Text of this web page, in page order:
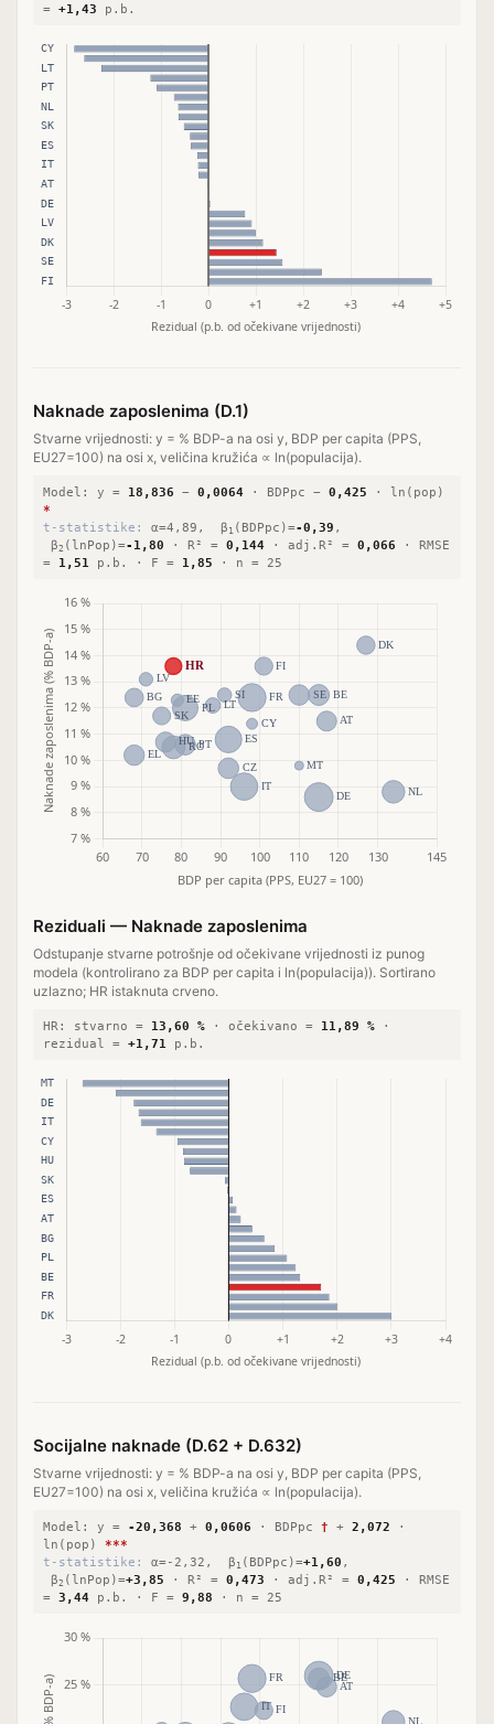
= +1,43 p.b.
Naknade zaposlenima (D.1)
Stvarne vrijednosti: y = % BDP-a na osi y, BDP per capita (PPS,
EU27=100) na osi x, veličina kružića ∝ ln(populacija).
Model: y = 18,836 − 0,0064 · BDPpc − 0,425 · ln(pop)
*
t-statistike:
α=4,89, β 1 (BDPpc)=-0,39 ,
β2 (lnPop)=-1,80 · R² = 0,144 · adj.R² = 0,066 · RMSE
= 1,51 p.b. · F = 1,85 · n = 25
Reziduali — Naknade zaposlenima
Odstupanje stvarne potrošnje od očekivane vrijednosti iz punog
modela (kontrolirano za BDP per capita i ln(populacija)). Sortirano
uzlazno; HR istaknuta crveno.
HR: stvarno = 13,60 % · očekivano = 11,89 % ·
rezidual = +1,71 p.b.
Socijalne naknade (D.62 + D.632)
Stvarne vrijednosti: y = % BDP-a na osi y, BDP per capita (PPS,
EU27=100) na osi x, veličina kružića ∝ ln(populacija).
Model: y = -20,368 + 0,0606 · BDPpc † + 2,072 ·
ln(pop) ***
t-statistike:
α=-2,32, β 1 (BDPpc)=+1,60 ,
β2 (lnPop)=+3,85 · R² = 0,473 · adj.R² = 0,425 · RMSE
= 3,44 p.b. · F = 9,88 · n = 25